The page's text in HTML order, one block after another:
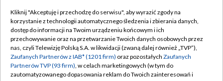
TVP
Abonament TVP
Sklep TVP
Biuro Reklamy
Regulamin TVP
Polityka prywatności
Moje zgody
Kliknij "Akceptuję i przechodzę do serwisu", aby wyrazić zgody na
korzystanie z technologii automatycznego śledzenia i zbierania danych,
dostęp do informacji na Twoim urządzeniu końcowym i ich
przechowywanie oraz na przetwarzanie Twoich danych osobowych przez
nas, czyli Telewizję Polską S.A. w likwidacji (zwaną dalej również „TVP”),
Zaufanych Partnerów z IAB* (1201 firm) oraz pozostałych Zaufanych
Partnerów TVP (93 firm), w celach marketingowych (w tym do
zautomatyzowanego dopasowania reklam do Twoich zainteresowań i